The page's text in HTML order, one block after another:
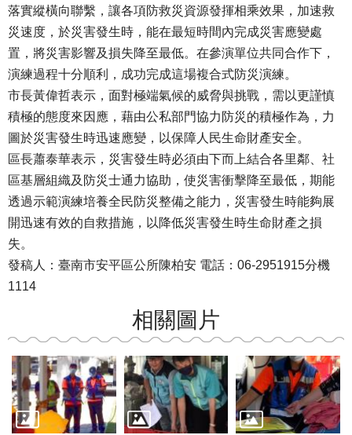
落實縱橫向聯繫，讓各項防救災資源發揮相乘效果，加速救
災速度，於災害發生時，能在最短時間內完成災害應變處
置，將災害影響及損失降至最低。在參演單位共同合作下，
演練過程十分順利，成功完成這場複合式防災演練。
市長黃偉哲表示，面對極端氣候的威脅與挑戰，需以更謹慎
積極的態度來因應，藉由公私部門協力防災的積極作為，力
圖於災害發生時迅速應變，以保障人民生命財產安全。
區長蕭泰華表示，災害發生時必須由下而上結合各里鄰、社
區基層組織及防災士通力協助，使災害衝擊降至最低，期能
透過示範演練培養全民防災整備之能力，災害發生時能夠展
開迅速有效的自救措施，以降低災害發生時生命財產之損
失。
發稿人：臺南市安平區公所陳柏安 電話：06-2951915分機
1114
相關圖片